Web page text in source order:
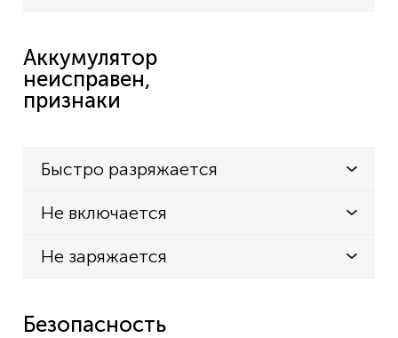
Аккумулятор
неисправен,
признаки
Быстро разряжается
Не включается
Не заряжается
Безопасность